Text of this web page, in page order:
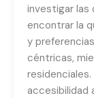
investigar las
encontrar la
y
céntricas,
accesibilidad